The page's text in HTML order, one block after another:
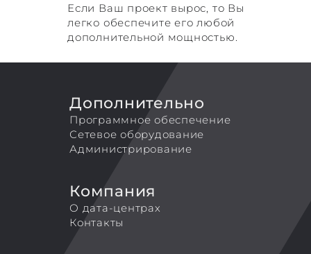
Если Ваш проект вырос, то Вы
легко обеспечите его любой
дополнительной мощностью.
Дополнительно
Программное обеспечение
Сетевое оборудование
Администрирование
Компания
О дата-центрах
Контакты